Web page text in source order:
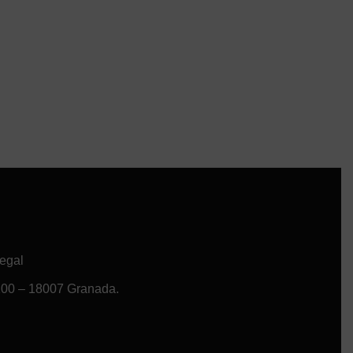
– 18007 Granada.